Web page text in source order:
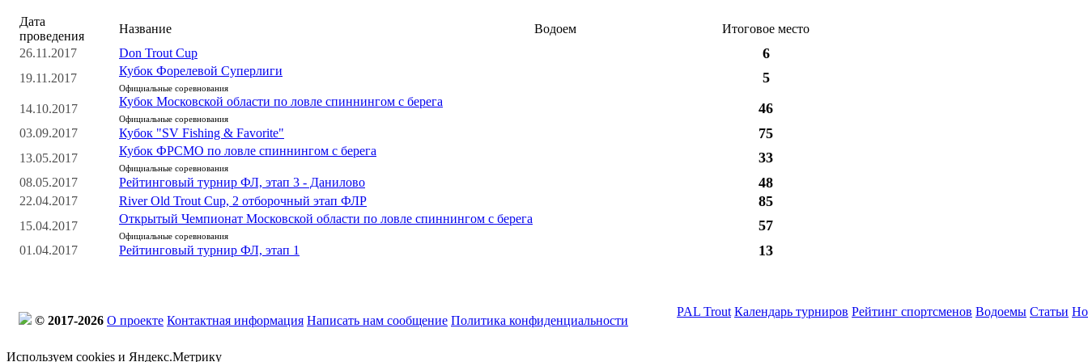
Дата
проведения
Название Водоем
Итоговое место
26.11.2017
Don Trout Cup 6
19.11.2017
Кубок Форелевой Суперлиги
Официальные соревнования
5
14.10.2017
Кубок Московской области по ловле спиннингом с берега
Официальные соревнования
46
03.09.2017 Кубок "SV Fishing & Favorite" 75
13.05.2017
Кубок ФРСМО по ловле спиннингом с берега
Официальные соревнования
33
08.05.2017 Рейтинговый турнир ФЛ, этап 3 - Данилово 48
22.04.2017 River Old Trout Cup, 2 отборочный этап ФЛР 85
15.04.2017
Открытый Чемпионат Московской области по ловле спиннингом с берега
Официальные соревнования
57
01.04.2017 Рейтинговый турнир ФЛ, этап 1 13
© 2017-2026 О проекте Контактная информация Написать нам сообщение Политика конфиденциальности
PAL Trout Календарь турниров Рейтинг спортсменов Водоемы Статьи
Используем cookies и Яндекс.Метрику